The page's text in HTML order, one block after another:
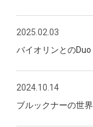
2025.02.03
バイオリンとのDuo
2024.10.14
ブルックナーの世界